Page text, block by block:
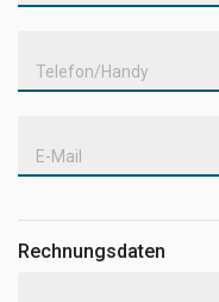
Telefon/Handy
E-Mail
Rechnungsdaten